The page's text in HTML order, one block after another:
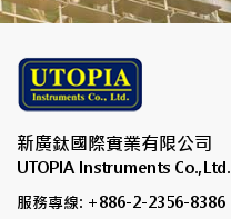
新廣鈦國際實業有限公司
UTOPIA Instruments Co.,Ltd.
服務專線: +886-2-2356-8386